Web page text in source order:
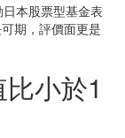
本股票型基金表
期，評價面更是
小於1